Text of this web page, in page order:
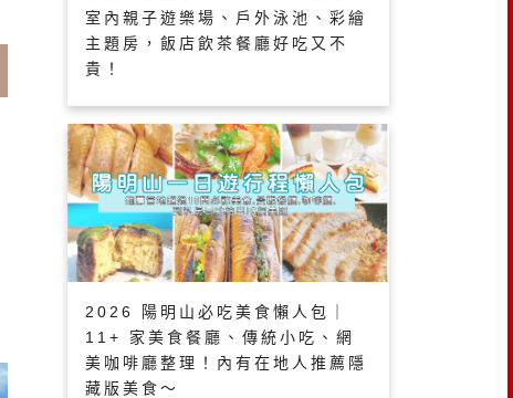
室內親子遊樂場、戶外泳池、彩繪
主題房，飯店飲茶餐廳好吃又不
貴！
2026 陽明山必吃美食懶人包｜
11+ 家美食餐廳、傳統小吃、網
美咖啡廳整理！內有在地人推薦隱
藏版美食～